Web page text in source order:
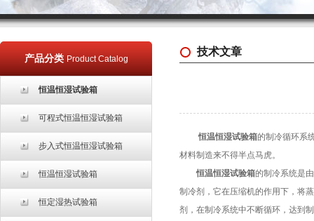
产品分类 Product Catalog
恒温恒湿试验箱
可程式恒温恒湿试验箱
步入式恒温恒湿试验箱
恒温恒湿试验箱
恒定湿热试验箱
技术文章
恒温恒湿试验箱的制冷循环系
材料制造来不得半点马虎。
恒温恒湿试验箱的制冷系统是
制冷剂，它在压缩机的作用下，将
剂，在制冷系统中不断循环，达到